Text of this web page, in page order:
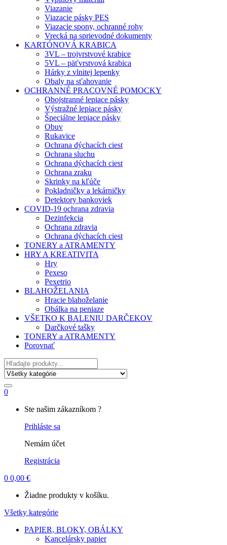
Viazanie
Viazacie pásky PES
Viazacie spony, ochranné rohy
Vrecká na sprievodné dokumenty
KARTÓNOVÁ KRABICA
3VL – trojvrstvové krabice
5VL – päťvrstvová krabica
Hárky z vlnitej lepenky
Obaly na sťahovanie
OCHRANNÉ PRACOVNÉ POMOCKY
Obojstranné lepiace pásky
Výstražné lepiace pásky
Špeciálne lepiace pásky
Obuv
Rukavice
Ochrana dýchacích ciest
Ochrana sluchu
Ochrana dýchacích ciest
Ochrana zraku
Skrinky na kľúče
Pokladničky a lekárničky
Detektory bankoviek
COVID-19 ochrana zdravia
Dezinfekcia
Ochrana zdravia
Ochrana dýchacích ciest
TONERY a ATRAMENTY
HRY A KREATIVITA
Hry
Pexeso
Pexetrio
BLAHOŽELANIA
Hracie blahoželanie
Obálka na peniaze
VŠETKO K BALENIU DARČEKOV
Darčkové tašky
TONERY a ATRAMENTY
Porovnať
Hľadať
0
Ste našim zákazníkom ?
Prihláste sa
Nemám účet
Registrácia
0 0,00 €
Žiadne produkty v košíku.
Všetky kategórie
PAPIER, BLOKY, OBÁLKY
Kancelársky papier